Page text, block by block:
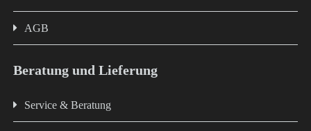
AGB
Beratung und Lieferung
Service & Beratung